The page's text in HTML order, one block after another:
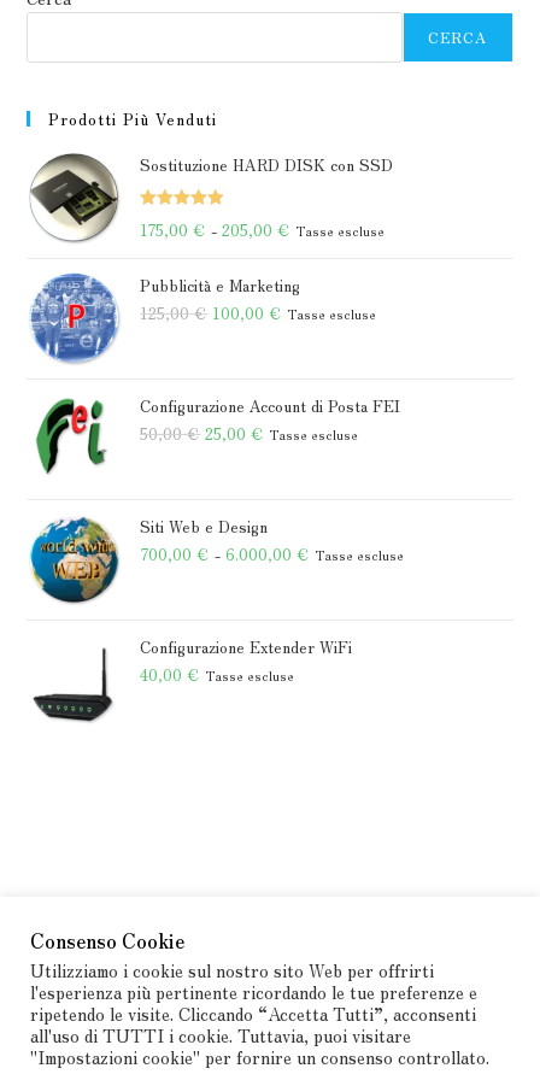
CERCA
Prodotti Più Venduti
Sostituzione HARD DISK con SSD
175,00€ - 205,00€ Fascia
prezzo:
da
205,00 €
Tasse escluse
Pubblicità e Marketing
125,00€ Il
era:
125,00 €.
100,00€ Il
è:
100,00 €.
Tasse escluse
Configurazione Account di Posta FEI
50,00€ Il
era:
50,00 €.
25,00€ Il
è:
25,00 €.
Tasse escluse
Siti Web e Design
700,00€ - 6.000,00€ Fascia
da
Tasse escluse
Configurazione Extender WiFi
40,00€ Tasse escluse
Consenso Cookie
Utilizziamo i cookie sul nostro sito Web per offrirti
l'esperienza più pertinente ricordando le tue preferenze e
ripetendo le visite. Cliccando “Accetta Tutti”, acconsenti
all'uso di TUTTI i cookie. Tuttavia, puoi visitare
"Impostazioni cookie" per fornire un consenso controllato.